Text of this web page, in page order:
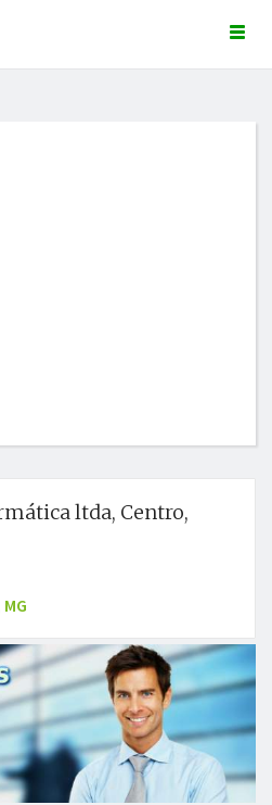
ltda, Centro,